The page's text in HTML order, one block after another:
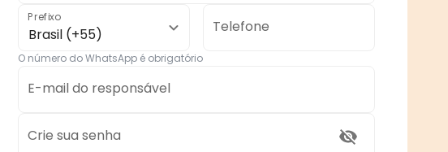
Prefixo
Brasil (+55) Telefone
O número do WhatsApp é obrigatório
E-mail do responsável
Crie sua senha